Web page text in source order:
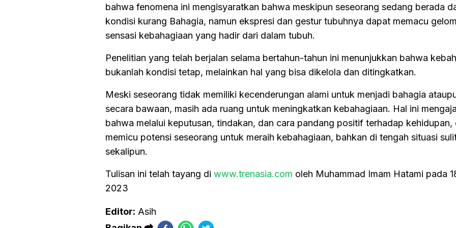
bahwa fenomena ini mengisyaratkan bahwa meskipun seseorang sedang berada
kondisi kurang Bahagia, namun ekspresi dan gestur tubuhnya dapat memacu
sensasi kebahagiaan yang hadir dari dalam tubuh.
Penelitian yang telah berjalan selama bertahun-tahun ini menunjukkan bahwa
bukanlah kondisi tetap, melainkan hal yang bisa dikelola dan ditingkatkan.
Meski seseorang tidak memiliki kecenderungan alami untuk menjadi bahagia
secara bawaan, masih ada ruang untuk meningkatkan kebahagiaan. Hal ini
bahwa melalui keputusan, tindakan, dan cara pandang positif terhadap kehidupan,
memicu potensi seseorang untuk meraih kebahagiaan, bahkan di tengah situasi
sekalipun.
Tulisan ini telah tayang di www.trenasia.com oleh Muhammad Imam Hatami pada
2023
Editor: Asih